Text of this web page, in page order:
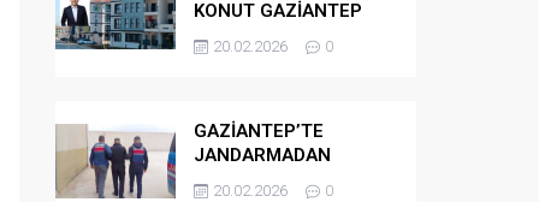
KONUT GAZİANTEP
HAK SAHİPLİĞİ
BELİRLEME KURASI-
20.02.2026 0
GAZİANTEP’TE
JANDARMADAN
GÖÇMEN
20.02.2026 0